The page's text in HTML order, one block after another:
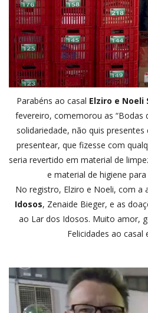
Parabéns ao casal Elziro e Noeli
fevereiro, comemorou as “Bodas
solidariedade, não quis
presentear, que fizesse com
seria revertido em material de
e material de higiene
No registro, Elziro e Noeli, com a
Idosos, Zenaide Bieger, e as
ao Lar dos Idosos. Muito amor,
Felicidades ao casal